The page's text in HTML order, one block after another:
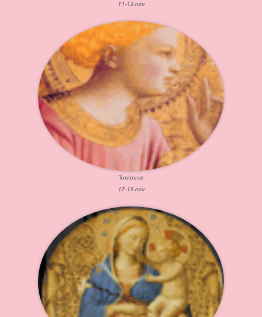
11-13 nov
Toulouse
17-19 nov